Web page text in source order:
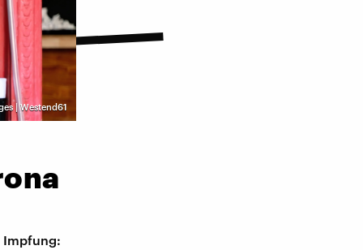
| Westend61
Impfung: